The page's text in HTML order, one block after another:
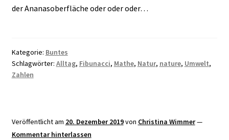
der Ananasoberfläche oder oder oder…
Kategorie: Buntes
Schlagwörter: Alltag, Fibunacci, Mathe, Natur, nature, Umwelt,
Zahlen
Veröffentlicht am 20. Dezember 2019von Christina Wimmer—
Kommentar hinterlassen